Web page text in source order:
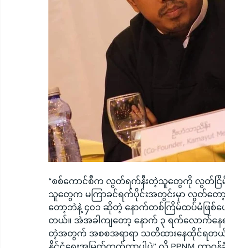
“စစ်ကောင်စီက လွတ်ရက်နီးတဲ့သူတွေကို လွတ်ငြိမ်း
သူတွေက မကြာခင်ရက်ပိုင်းအတွင်းမှာ လွ
တော့ဘဲနဲ့ ၄၀၁ ဆိုတဲ့ နောက်တစ်ကြိမ်ထပ်မံဖြစ်
တယ်။ အဲအခါကျတော့ နောက် ၃ ရက်လောက်န
တဲ့အတွက် အစစအရာရာ သတိထားနေထိုင်ရတယ်